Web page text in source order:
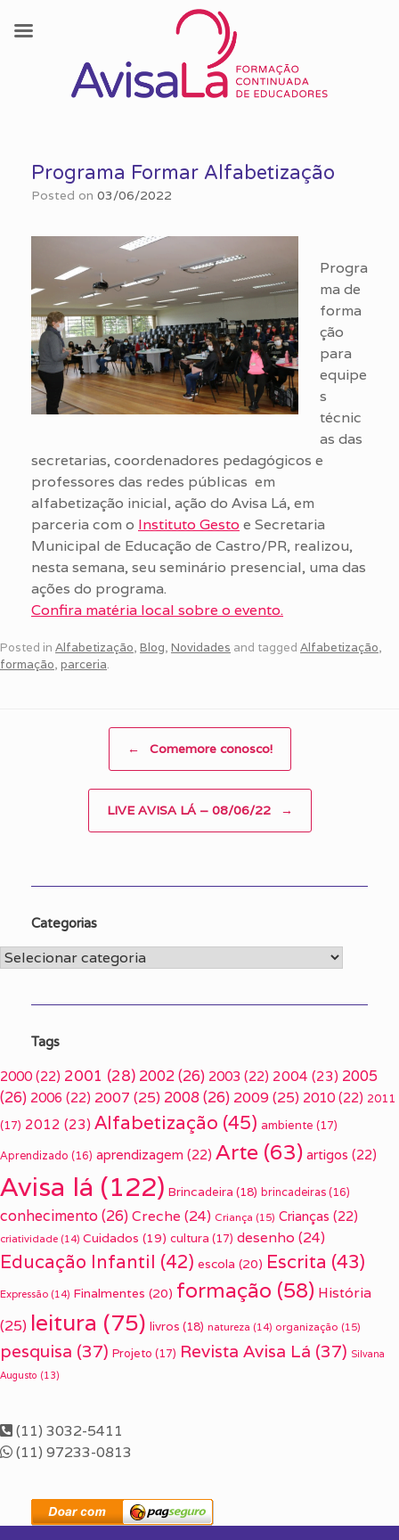
contentPrograma Formar Alfabetização
Posted on 03/06/2022
Progra
ma de
forma
ção
para
equipe
s
técnic
as das
secretarias, coordenadores pedagógicos e
professores das redes públicas em
alfabetização inicial, ação do Avisa Lá, em
parceria com o Instituto Gesto e Secretaria
Municipal de Educação de Castro/PR, realizou,
nesta semana, seu seminário presencial, uma das
ações do programa.
Confira matéria local sobre o evento.
Posted in Alfabetização, Blog, Novidades and tagged Alfabetização,
formação, parceria.
← Comemore conosco!
LIVE AVISA LÁ – 08/06/22 →
Categorias
Categorias
Tags
2000 (22) 2001 (28) 2002(26) 2003 (22) 2004 (23) 2005
(26) 2006 (22) 2007 (25) 2008(26) 2009(25) 2010 (22) 2011
(17) 2012 (23) Alfabetização (45) ambiente (17)
Aprendizado (16) aprendizagem (22) Arte (63) artigos (22)
Avisa lá (122) Brincadeira (18) brincadeiras (16)
conhecimento(26) Creche (24) Criança (15) Crianças (22)
criatividade (14) Cuidados (19) cultura (17) desenho (24)
Educação Infantil (42) escola (20) Escrita (43)
Expressão (14) Finalmentes (20) formação (58) História
(25) leitura (75) livros (18) natureza (14) organização (15)
pesquisa (37) Projeto (17) Revista Avisa Lá (37) Silvana
Augusto (13)
(11) 3032-5411
(11) 97233-0813